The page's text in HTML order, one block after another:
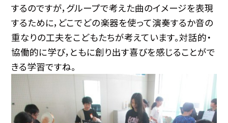
するのですが，グループで考えた曲のイメージを表現
するために，どこでどの楽器を使って演奏するか音の
重なりの工夫をこどもたちが考えています。対話的・
協働的に学び，ともに創り出す喜びを感じることがで
きる学習ですね。